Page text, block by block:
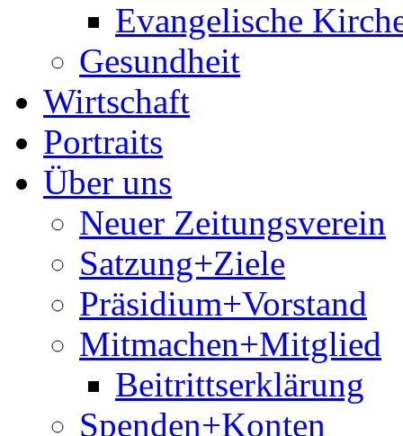
Evangelische
Gesundheit
Wirtschaft
Portraits
Über uns
Neuer Zeitungsverein
Satzung+Ziele
Präsidium+Vorstand
Mitmachen+Mitglied
Beitrittserklärung
Spenden+Konten